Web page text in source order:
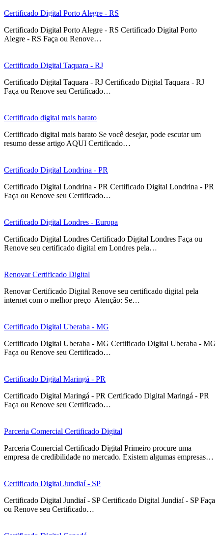
Certificado Digital Porto Alegre - RS
Certificado Digital Porto Alegre - RS Certificado Digital Porto
Alegre - RS Faça ou Renove…
Certificado Digital Taquara - RJ
Certificado Digital Taquara - RJ Certificado Digital Taquara - RJ
Faça ou Renove seu Certificado…
Certificado digital mais barato
Certificado digital mais barato Se você desejar, pode escutar um
resumo desse artigo AQUI Certificado…
Certificado Digital Londrina - PR
Certificado Digital Londrina - PR Certificado Digital Londrina - PR
Faça ou Renove seu Certificado…
Certificado Digital Londres - Europa
Certificado Digital Londres Certificado Digital Londres Faça ou
Renove seu certificado digital em Londres pela…
Renovar Certificado Digital
Renovar Certificado Digital Renove seu certificado digital pela
internet com o melhor preço Atenção: Se…
Certificado Digital Uberaba - MG
Certificado Digital Uberaba - MG Certificado Digital Uberaba - MG
Faça ou Renove seu Certificado…
Certificado Digital Maringá - PR
Certificado Digital Maringá - PR Certificado Digital Maringá - PR
Faça ou Renove seu Certificado…
Parceria Comercial Certificado Digital
Parceria Comercial Certificado Digital Primeiro procure uma
empresa de credibilidade no mercado. Existem algumas empresas…
Certificado Digital Jundiaí - SP
Certificado Digital Jundiaí - SP Certificado Digital Jundiaí - SP Faça
ou Renove seu Certificado…